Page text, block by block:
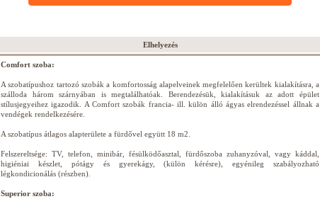
Elhelyezés
Comfort szoba:
A szobatípushoz tartozó szobák a komfortosság alapelveinek megfelelően kerültek kialakításra, a
szálloda három szárnyában is megtalálhatóak. Berendezésük, kialakításuk az adott épület
stílusjegyeihez igazodik. A Comfort szobák francia- ill. külön álló ágyas elrendezéssel állnak a
vendégek rendelkezésére.
A szobatípus átlagos alapterülete a fürdővel együtt 18 m2.
Felszereltsége: TV, telefon, minibár, fésülködőasztal, fürdőszoba zuhanyzóval, vagy káddal,
higiéniai készlet, pótágy és gyerekágy, (külön kérésre), egyénileg szabályozható
légkondicionálás (részben).
Superior szoba: